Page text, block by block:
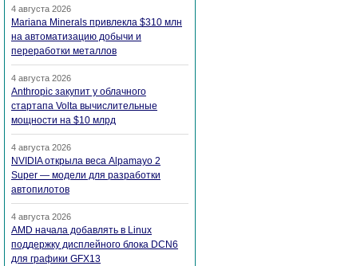
4 августа 2026
Mariana Minerals привлекла $310 млн
на автоматизацию добычи и
переработки металлов
4 августа 2026
Anthropic закупит у облачного
стартапа Volta вычислительные
мощности на $10 млрд
4 августа 2026
NVIDIA открыла веса Alpamayo 2
Super — модели для разработки
автопилотов
4 августа 2026
AMD начала добавлять в Linux
поддержку дисплейного блока DCN6
для графики GFX13